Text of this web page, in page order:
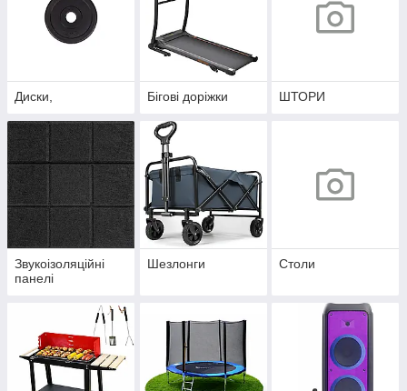
Диски, Бігові доріжки ШТОРИ
Звукоізоляційні
панелі
Шезлонги Столи